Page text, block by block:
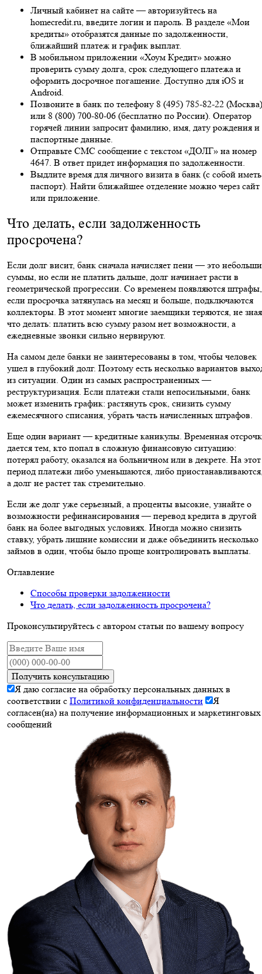
Личный кабинет на сайте — авторизуйтесь на
homecredit.ru, введите логин и пароль. В разделе «Мои
кредиты» отобразятся данные по задолженности,
ближайший платеж и график выплат.
В мобильном приложении «Хоум Кредит» можно
проверить сумму долга, срок следующего платежа и
оформить досрочное погашение. Доступно для iOS и
Android.
Позвоните в банк по телефону 8 (495) 785-82-22 (Москва)
или 8 (800) 700-80-06 (бесплатно по России). Оператор
горячей линии запросит фамилию, имя, дату рождения и
паспортные данные.
Отправьте СМС сообщение с текстом «ДОЛГ» на номер
4647. В ответ придет информация по задолженности.
Выдлите время для личного визита в банк (с собой иметь
паспорт). Найти ближайшее отделение можно через сайт
или приложение.
Что делать, если задолженность
просрочена?
Если долг висит, банк сначала начисляет пени — это
суммы, но если не платить дальше, долг начинает расти в
геометрической прогрессии. Со временем появляются
если просрочка затянулась на месяц и больше, подключаются
коллекторы. В этот момент многие заемщики теряются, не
что делать: платить всю сумму разом нет возможности, а
ежедневные звонки сильно нервируют.
На самом деле банки не заинтересованы в том, чтобы человек
ушел в глубокий долг. Поэтому есть несколько вариантов
из ситуации. Один из самых распространенных —
реструктуризация. Если платежи стали непосильными, банк
может изменить график: растянуть срок, снизить сумму
ежемесячного списания, убрать часть начисленных штрафов.
Еще один вариант — кредитные каникулы. Временная
дается тем, кто попал в сложную финансовую ситуацию:
потерял работу, оказался на больничном или в декрете. На этот
период платежи либо уменьшаются, либо
а долг не растет так стремительно.
Если же долг уже серьезный, а проценты высокие, узнайте о
возможности рефинансирования — перевод кредита в другой
банк на более выгодных условиях. Иногда можно снизить
ставку, убрать лишние комиссии и даже объединить несколько
займов в один, чтобы было проще контролировать выплаты.
Оглавление
Способы проверки задолженности
Что делать, если задолженность просрочена?
Проконсультируйтесь с автором статьи по вашему вопросу
Получить консультацию
Я даю согласие на обработку персональных данных в
соответствии с Политикой конфиденциальности
Я
согласен(на) на получение информационных и маркетинговых
сообщений